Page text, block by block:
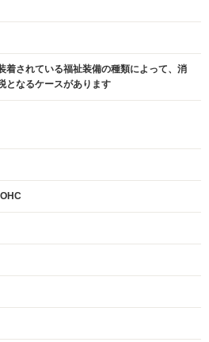
着されている福祉装備の種類によって、消
となるケースがあります